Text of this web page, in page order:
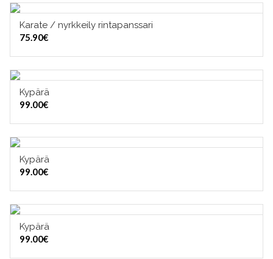
VALITSE VAIHTOEHDOISTA
Karate / nyrkkeily rintapanssari
75.90€
Kypärä
99.00€
Kypärä
99.00€
Kypärä
99.00€